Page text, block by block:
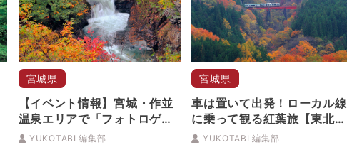
宮城県
【イベント情報】宮城・作並
温泉エリアで「フォトロゲイ
ニング大会」開催
YUKOTABI 編集部
宮城県
車は置いて出発！ローカル線
に乗って観る紅葉旅【東北版
2018年10・11月号】
YUKOTABI 編集部